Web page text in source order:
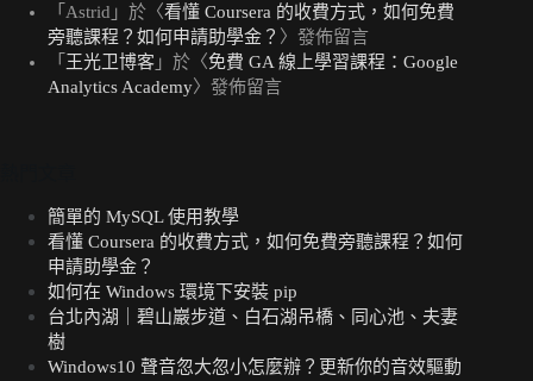
「 Astrid 」於〈看懂 Coursera 的收費方式，如何免費
旁聽課程？如何申請助學金？ 〉發佈留言
「 王光卫博客 」於〈免費 GA 線上學習課程：Google
Analytics Academy〉發佈留言
簡單的 MySQL 使用教學
看懂 Coursera 的收費方式，如何免費旁聽課程？如何
申請助學金？
如何在 Windows 環境下安裝 pip
台北內湖｜碧山巖步道、白石湖吊橋、同心池、夫妻
樹
Windows10 聲音忽大忽小怎麼辦？更新你的音效驅動